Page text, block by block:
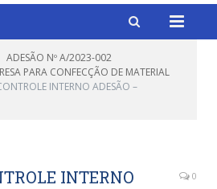
ADESÃO Nº A/2023-002
PARA CONFECÇÃO DE MATERIAL
INTERNO ADESÃO –
INTERNO
0